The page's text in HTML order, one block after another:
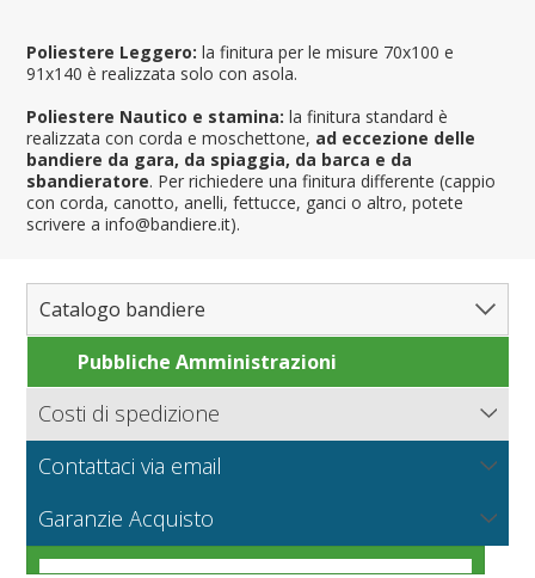
Poliestere Leggero: la finitura per le misure 70x100 e
91x140 è realizzata solo con asola.
Poliestere Nautico e stamina: la finitura standard è
realizzata con corda e moschettone, ad eccezione delle
bandiere da gara, da spiaggia, da barca e da
sbandieratore. Per richiedere una finitura differente (cappio
con corda, canotto, anelli, fettucce, ganci o altro, potete
scrivere a info@bandiere.it).
Catalogo bandiere
Bandiere del Mondo
Nord America
Sud America
Asia
Regioni e Stati
Regioni italiane
Francesi
Contee e Province
Province Italiane
Province Spagnole
Città Italiane
Città spagnole
Nautiche e Spiaggia
Militari e Mercantili
Corse automobilistiche
Pubbliche Amministrazioni
Costi di spedizione
Bandiere.it calcola le spese di spedizione in base al peso
della merce, il tipo di pagamento e la modalità di
VEDI
Contattaci via email
preventivo per grandi quantità o produzioni particolari.
Garanzie Acquisto
Condizioni generali di vendita online
I tessuti per bandiere